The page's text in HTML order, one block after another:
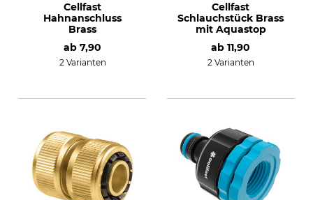
Cellfast
Hahnanschluss
Brass
ab 7,90
2 Varianten
Cellfast
Schlauchstück Brass
mit Aquastop
ab 11,90
2 Varianten